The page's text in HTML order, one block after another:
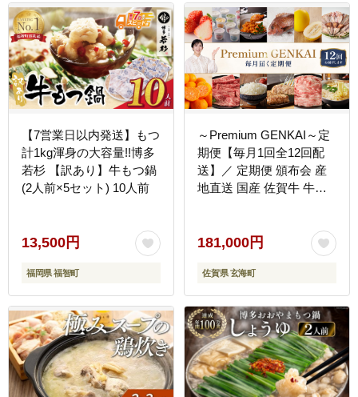
【7営業日以内発送】もつ
計1kg渾身の大容量!!博多
若杉 【訳あり】牛もつ鍋
(2人前×5セット) 10人前
13,500円
福岡県 福智町
～Premium GENKAI～定
期便【毎月1回全12回配
送】／ 定期便 頒布会 産
地直送 国産 佐賀牛 牛肉
いちご みかん 雲丹 ハン
バーグ もつ鍋 ちゃんぽん
米 新米 詰め合わせ バラ
エティ プレミアム セット
佐賀県 玄海町
181,000円
佐賀県 玄海町